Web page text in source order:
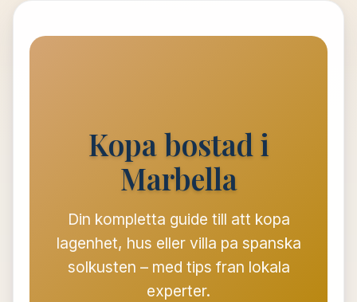
Kopa bostad i
Marbella
Din kompletta guide till att kopa
lagenhet, hus eller villa pa spanska
solkusten – med tips fran lokala
experter.